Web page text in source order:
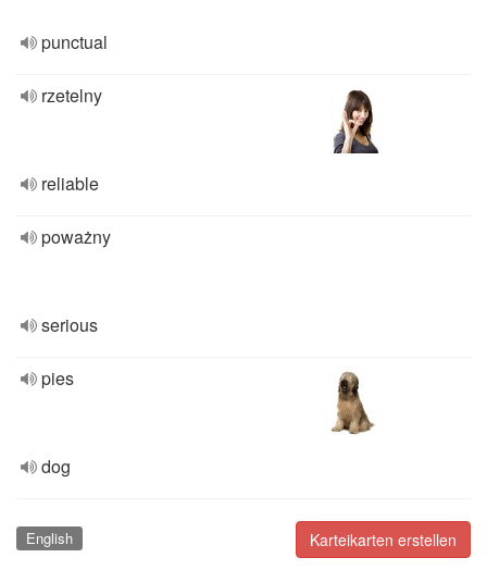
punctual
rzetelny
reliable
poważny
serious
pies
dog
Karteikarten erstellen
English